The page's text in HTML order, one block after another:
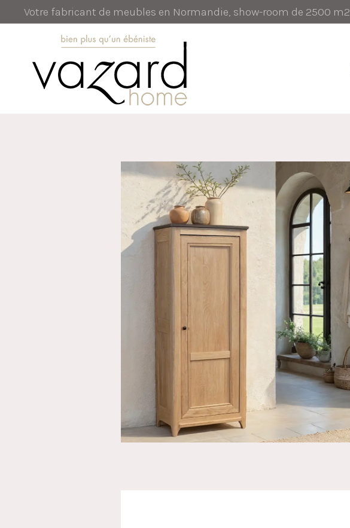
Votre fabricant de meubles en Normandie, show-room de 2500 m2